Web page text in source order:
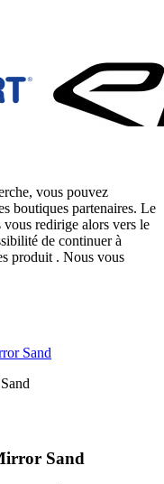
vous pouvez
boutiques partenaires. Le
vous redirige alors vers le
de continuer à
produit . Nous vous
Sand
Sand